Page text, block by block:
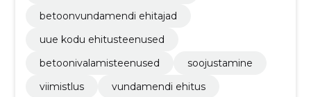
betoonvundamendi ehitajad
uue kodu ehitusteenused
betoonivalamisteenused
soojustamine
viimistlus
vundamendi ehitus